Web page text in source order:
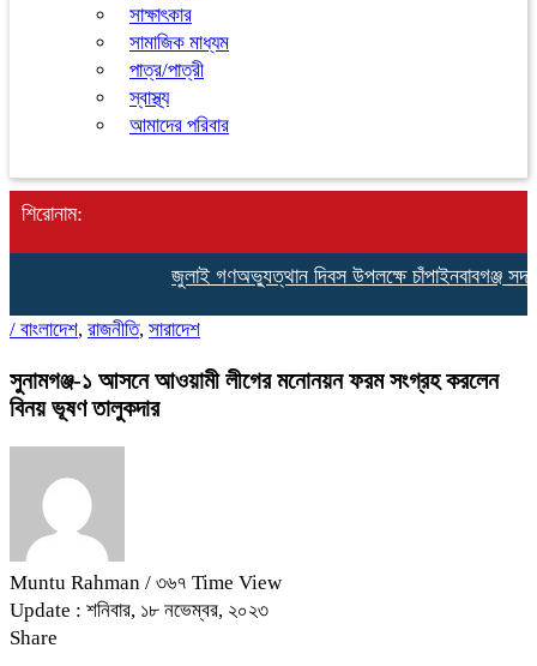
সাক্ষাৎকার
সামাজিক মাধ্যম
পাত্র/পাত্রী
স্বাস্থ্য
আমাদের পরিবার
শিরোনাম:
জুলাই গণঅভ্যুত্থান দিবস উপলক্ষে চাঁপাইনবাবগঞ্জ সদর
/ বাংলাদেশ, রাজনীতি, সারাদেশ
সুনামগঞ্জ-১ আসনে আওয়ামী লীগের মনোনয়ন ফরম সংগ্রহ করলেন
বিনয় ভূষণ তালুকদার
Muntu Rahman / ৩৬৭ Time View
Update : শনিবার, ১৮ নভেম্বর, ২০২৩
Share